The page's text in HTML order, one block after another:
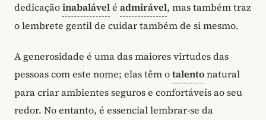
dedicaçãoinabalávelé admirável, mas também traz
o lembrete gentil de cuidar também de si mesmo.
A generosidade é uma das maiores virtudes das
pessoas com este nome; elas têm otalentonatural
para criar ambientes seguros e confortáveis ao seu
redor. No entanto, é essencial lembrar-se da